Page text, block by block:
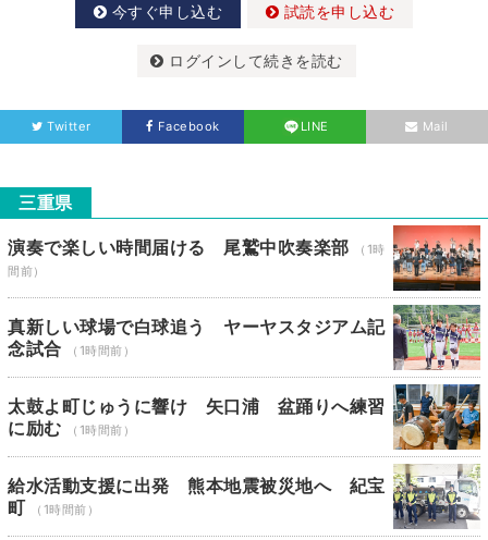
今すぐ申し込む 試読を申し込む
ログインして続きを読む
Twitter Facebook LINE Mail
三重県
演奏で楽しい時間届ける 尾鷲中吹奏楽部
（1時
間前）
真新しい球場で白球追う ヤーヤスタジアム記
念試合
（1時間前）
太鼓よ町じゅうに響け 矢口浦 盆踊りへ練習
に励む
（1時間前）
給水活動支援に出発 熊本地震被災地へ 紀宝
町
（1時間前）